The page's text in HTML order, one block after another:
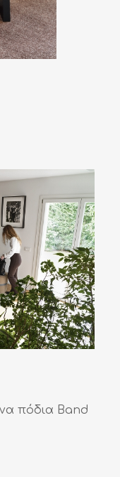
πόδια Band